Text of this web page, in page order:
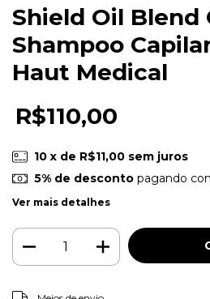
Shield Oil Blend
Shampoo
Haut Medical
R$110,00
10 x de R$11,00 sem juros
5% de descontopagando
Ver mais detalhes
Entregas para o CEP: